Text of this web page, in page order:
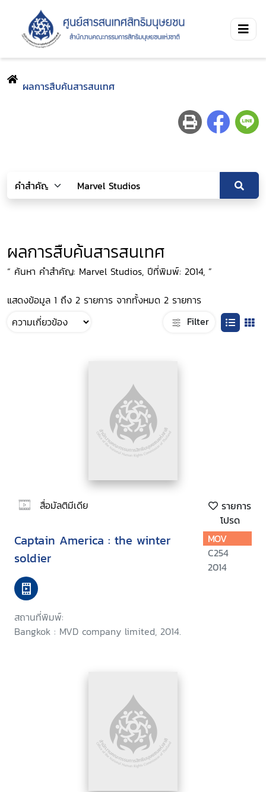
ผลการสืบค้นสารสนเทศ
ผลการสืบค้นสารสนเทศ
“ ค้นหา คำสำคัญ: Marvel Studios, ปีที่พิมพ์: 2014, ”
แสดงข้อมูล 1 ถึง 2 รายการ จากทั้งหมด 2 รายการ
Filter
สื่อมัลติมีเดีย
รายการ
โปรด
Captain America : the winter
soldier
สถานที่พิมพ์:
Bangkok : MVD company limited, 2014.
MOV
C254
2014